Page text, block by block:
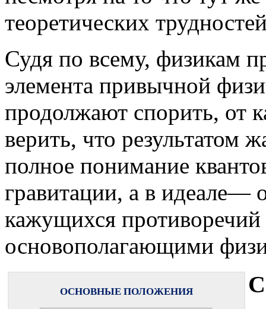
теоретических
Судя по всему, физикам
элемента привычной
продолжают спорить, от
верить, что результатом
полное понимание
гравитации, а в идеале—
кажущихся
основополагающими
ОСНОВНЫЕ ПОЛОЖЕНИЯ